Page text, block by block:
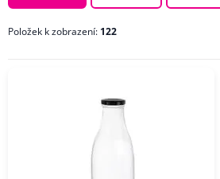
ZNAČKA
Položek k zobrazení: 122